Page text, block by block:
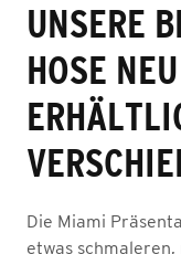
UNSERE
HOSE
Die Miami
etwas